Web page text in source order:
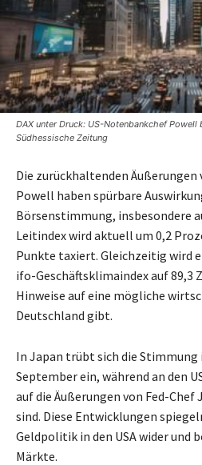
DAX unter Druck: US-Notenbankchef
Südhessische Zeitung
Die zurückhaltenden
Powell haben spürbare
Börsenstimmung, insbesondere
Leitindex wird aktuell um 0,2
Punkte taxiert. Gleichzeitig wird
ifo-Geschäftsklimaindex auf 89,3
Hinweise auf eine mögliche
Deutschland gibt.
In Japan trübt sich die Stimmung
September ein, während an den
auf die Äußerungen von Fed-
sind. Diese Entwicklungen
Geldpolitik in den USA wider und
Märkte.